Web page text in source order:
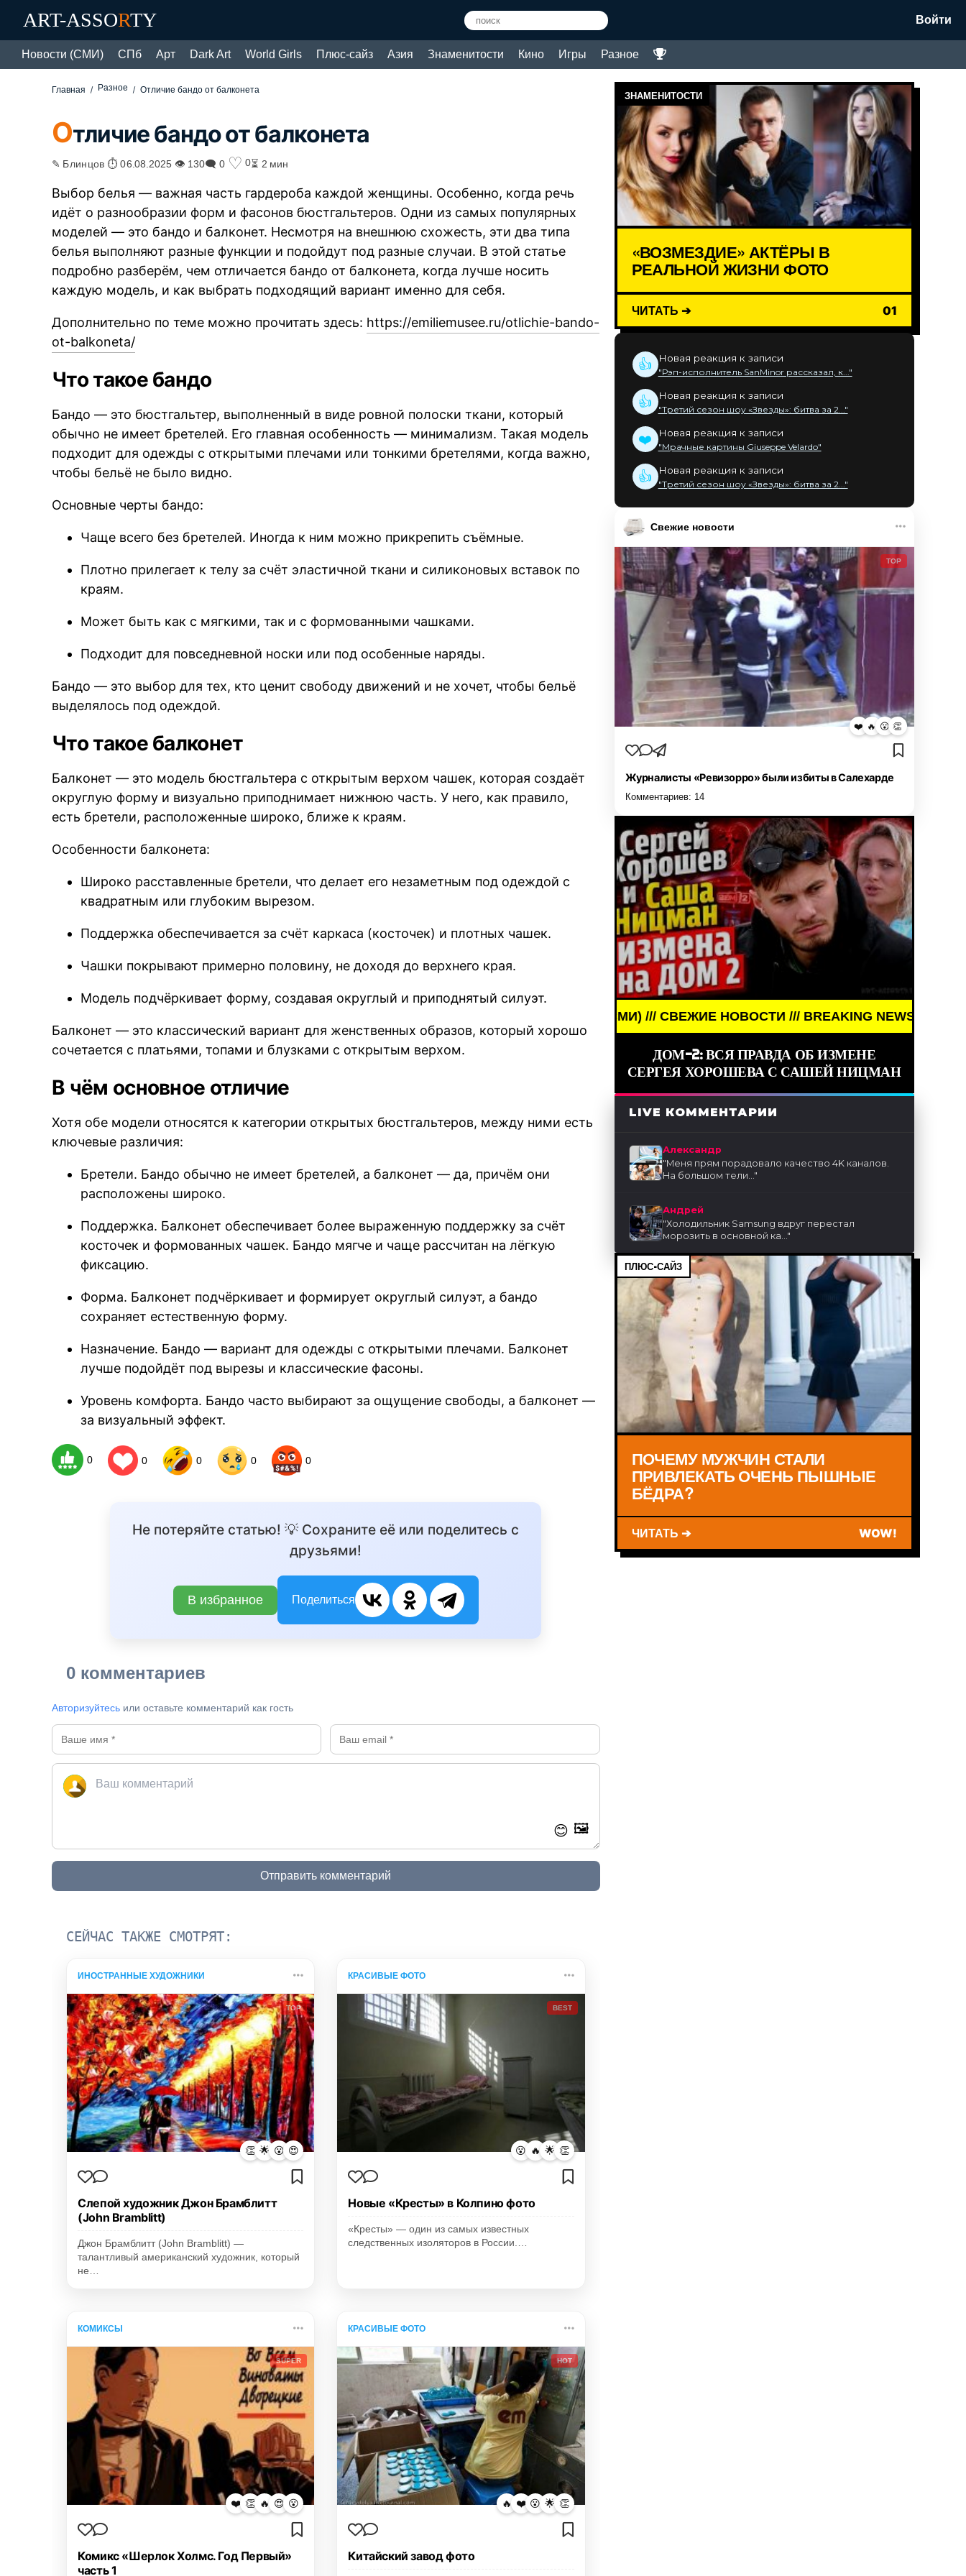
ART-ASSORTY Войти
Новости (СМИ) СПб Арт Dark Art World Girls Плюс-сайз Азия Знаменитости Кино Игры Разное
Главная Разное Отличие бандо от балконета
Отличие бандо от балконета
✎ Блинцов ⏱ 06.08.2025 👁 130🗨 0 ♡ 0⏳ 2 мин
Выбор белья — важная часть гардероба каждой женщины. Особенно, когда речь
идёт о разнообразии форм и фасонов бюстгальтеров. Одни из самых популярных
моделей — это бандо и балконет. Несмотря на внешнюю схожесть, эти два типа
белья выполняют разные функции и подойдут под разные случаи. В этой статье
подробно разберём, чем отличается бандо от балконета, когда лучше носить
каждую модель, и как выбрать подходящий вариант именно для себя.
Дополнительно по теме можно прочитать здесь: https://emiliemusee.ru/otlichie-bando-
ot-balkoneta/
Что такое бандо
Бандо — это бюстгальтер, выполненный в виде ровной полоски ткани, который
обычно не имеет бретелей. Его главная особенность — минимализм. Такая модель
подходит для одежды с открытыми плечами или тонкими бретелями, когда важно,
чтобы бельё не было видно.
Основные черты бандо:
Чаще всего без бретелей. Иногда к ним можно прикрепить съёмные.
Плотно прилегает к телу за счёт эластичной ткани и силиконовых вставок по
краям.
Может быть как с мягкими, так и с формованными чашками.
Подходит для повседневной носки или под особенные наряды.
Бандо — это выбор для тех, кто ценит свободу движений и не хочет, чтобы бельё
выделялось под одеждой.
Что такое балконет
Балконет — это модель бюстгальтера с открытым верхом чашек, которая создаёт
округлую форму и визуально приподнимает нижнюю часть. У него, как правило,
есть бретели, расположенные широко, ближе к краям.
Особенности балконета:
Широко расставленные бретели, что делает его незаметным под одеждой с
квадратным или глубоким вырезом.
Поддержка обеспечивается за счёт каркаса (косточек) и плотных чашек.
Чашки покрывают примерно половину, не доходя до верхнего края.
Модель подчёркивает форму, создавая округлый и приподнятый силуэт.
Балконет — это классический вариант для женственных образов, который хорошо
сочетается с платьями, топами и блузками с открытым верхом.
В чём основное отличие
Хотя обе модели относятся к категории открытых бюстгальтеров, между ними есть
ключевые различия:
Бретели. Бандо обычно не имеет бретелей, а балконет — да, причём они
расположены широко.
Поддержка. Балконет обеспечивает более выраженную поддержку за счёт
косточек и формованных чашек. Бандо мягче и чаще рассчитан на лёгкую
фиксацию.
Форма. Балконет подчёркивает и формирует округлый силуэт, а бандо
сохраняет естественную форму.
Назначение. Бандо — вариант для одежды с открытыми плечами. Балконет
лучше подойдёт под вырезы и классические фасоны.
Уровень комфорта. Бандо часто выбирают за ощущение свободы, а балконет —
за визуальный эффект.
0 0 0 0 0
Не потеряйте статью! 💡 Сохраните её или поделитесь с
друзьями!
В избранное Поделиться
0 комментариев
Авторизуйтесь или оставьте комментарий как гость
😊 🖼️
Отправить комментарий
СЕЙЧАС ТАКЖЕ СМОТРЯТ:
ИНОСТРАННЫЕ ХУДОЖНИКИ
TOP
👏 🌟 😮 😍
Слепой художник Джон Брамблитт
(John Bramblitt)
Джон Брамблитт (John Bramblitt) —
талантливый американский художник, который
не…
КРАСИВЫЕ ФОТО
BEST
😮 🔥 🌟 👏
Новые «Кресты» в Колпино фото
«Кресты» — один из самых известных
следственных изоляторов в России.…
КОМИКСЫ
SUPER
❤️ 👏 🔥 😍 😮
Комикс «Шерлок Холмс. Год Первый»
часть 1
КРАСИВЫЕ ФОТО
HOT
🔥 ❤️ 😮 🌟 👏
Китайский завод фото
ЗНАМЕНИТОСТИ
«ВОЗМЕЗДИЕ» АКТЁРЫ В
РЕАЛЬНОЙ ЖИЗНИ ФОТО
ЧИТАТЬ ➔ 01
👍 Новая реакция к записи
"Рэп-исполнитель SanMinor рассказал, к..."
👍 Новая реакция к записи
"Третий сезон шоу «Звезды»: битва за 2..."
❤️ Новая реакция к записи
"Мрачные картины Giuseppe Velardo"
👍 Новая реакция к записи
"Третий сезон шоу «Звезды»: битва за 2..."
Свежие новости
TOP
❤️ 🔥 😮 👏
Журналисты «Ревизорро» были избиты в Салехарде
Комментариев: 14
BREAKING NEWS /// НОВОСТИ (СМИ) /// СВЕЖИЕ НОВОСТИ /// BREAKING NEWS /// НОВОСТИ
ДОМ-2: ВСЯ ПРАВДА ОБ ИЗМЕНЕ
СЕРГЕЯ ХОРОШЕВА С САШЕЙ НИЦМАН
LIVE КОММЕНТАРИИ
Александр
"Меня прям порадовало качество 4K каналов.
На большом тели..."
Андрей
"Холодильник Samsung вдруг перестал
морозить в основной ка..."
ПЛЮС-САЙЗ
ПОЧЕМУ МУЖЧИН СТАЛИ
ПРИВЛЕКАТЬ ОЧЕНЬ ПЫШНЫЕ
БЁДРА?
ЧИТАТЬ ➔ WOW!